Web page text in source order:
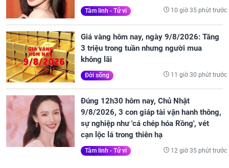
Tâm linh - Tử vi 10 giờ 35 phút trước
Giá vàng hôm nay, ngày 9/8/2026: Tăng
3 triệu trong tuần nhưng người mua
không lãi
Đời sống 11 giờ 30 phút trước
Đúng 12h30 hôm nay, Chủ Nhật
9/8/2026, 3 con giáp tài vận hanh thông,
sự nghiệp như 'cá chép hóa Rồng', vét
cạn lộc lá trong thiên hạ
Tâm linh - Tử vi 12 giờ 35 phút trước